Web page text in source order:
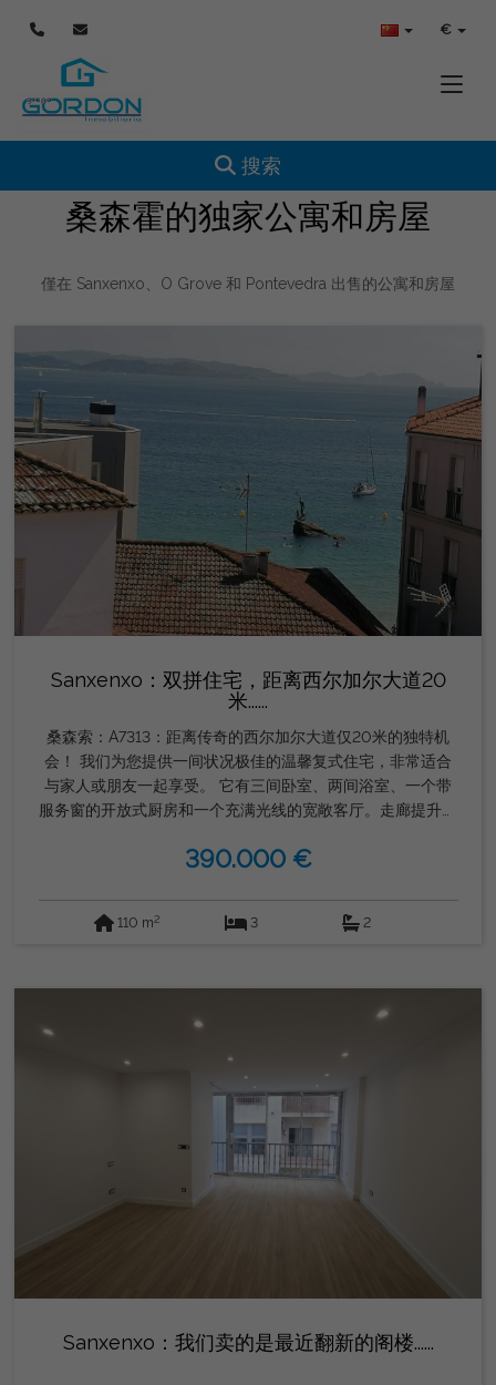
€
Toggle navigation
搜索
桑森霍的独家公寓和房屋
僅在 Sanxenxo、O Grove 和 Pontevedra 出售的公寓和房屋
Sanxenxo：双拼住宅，距离西尔加尔大道20
米......
桑森索：A7313：距离传奇的西尔加尔大道仅20米的独特机
会！ 我们为您提供一间状况极佳的温馨复式住宅，非常适合
与家人或朋友一起享受。 它有三间卧室、两间浴室、一个带
服务窗的开放式厨房和一个充满光线的宽敞客厅。走廊提升了
会。今天就咨询戈登房地产集团，亲自来看看吧！我们在等
390.000 €
110 m2 3 2
Sanxenxo：我们卖的是最近翻新的阁楼......